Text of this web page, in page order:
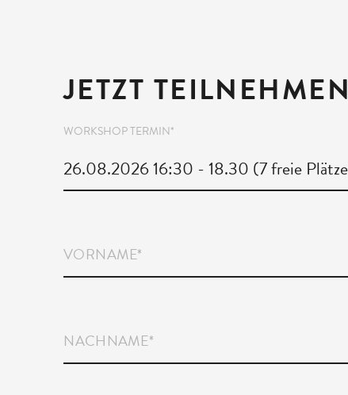
JETZT TEILNEHMEN
WORKSHOP TERMIN*
VORNAME*
NACHNAME*